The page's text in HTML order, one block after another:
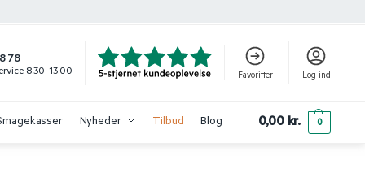
78
8.30-13.00 Favoritter Log ind
Nyheder Tilbud Blog 0,00 kr. 0